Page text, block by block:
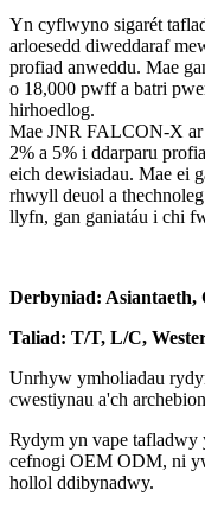
Yn cyflwyno sigarét
arloesedd diweddaraf
profiad anweddu. Mae
o 18,000 pwff a batri
hirhoedlog.
Mae JNR FALCON-X ar
2% a 5% i ddarparu
eich dewisiadau. Mae ei
rhwyll deuol a
llyfn, gan ganiatáu i chi
Derbyniad: Asiantaeth,
Taliad: T/T, L/C,
Unrhyw ymholiadau
cwestiynau a'ch
Rydym yn vape tafladwy
cefnogi OEM ODM, ni
hollol ddibynadwy.